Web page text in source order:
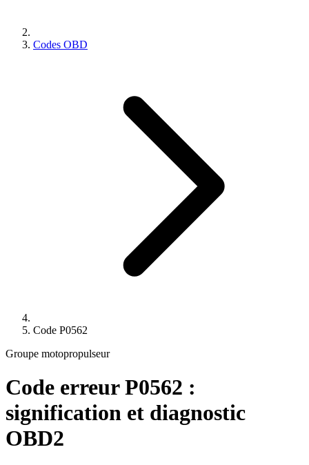
Codes OBD
Code P0562
Groupe motopropulseur
Code erreurP0562 :
signification et diagnostic
OBD2